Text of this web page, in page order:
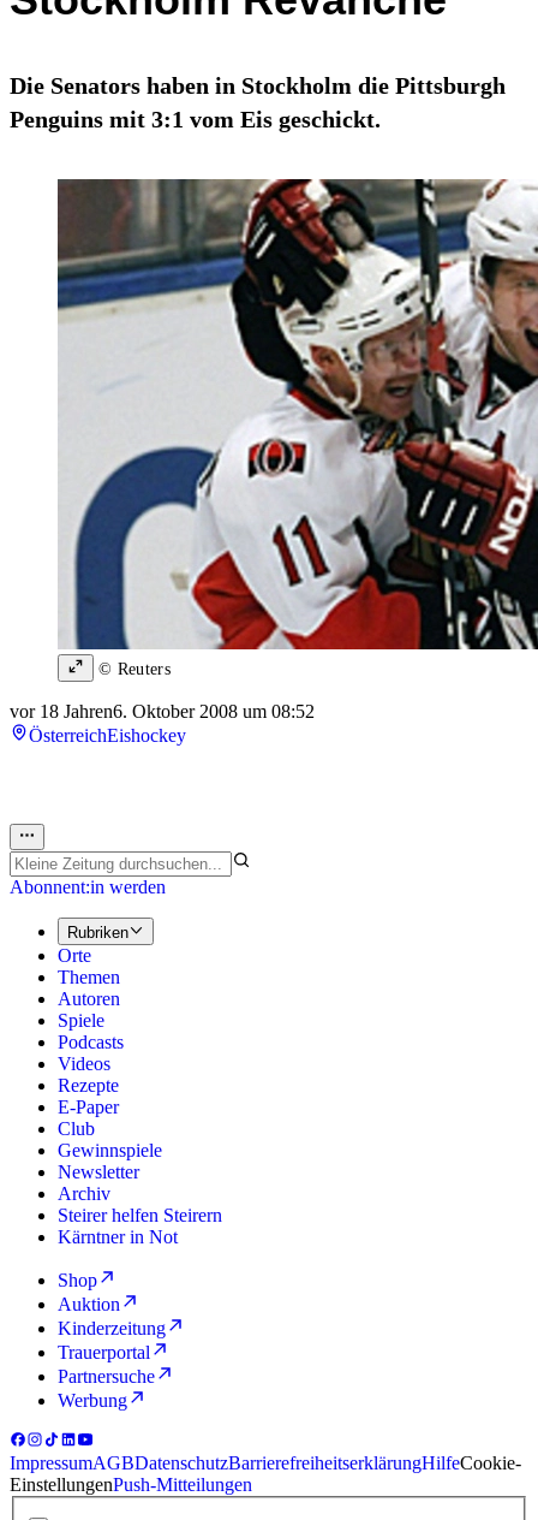
Die Senators haben in Stockholm die Pittsburgh
Penguins mit 3:1 vom Eis geschickt.
© Reuters
vor 18 Jahren6. Oktober 2008 um 08:52
ÖsterreichEishockey
Abonnent:in werden
Rubriken
Orte
Themen
Autoren
Spiele
Podcasts
Videos
Rezepte
E-Paper
Club
Gewinnspiele
Newsletter
Archiv
Steirer helfen Steirern
Kärntner in Not
Shop
Auktion
Kinderzeitung
Trauerportal
Partnersuche
Werbung
ImpressumAGBDatenschutzBarrierefreiheitserklärungHilfeCookie-
EinstellungenPush-Mitteilungen